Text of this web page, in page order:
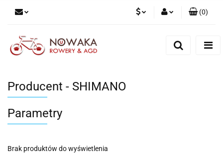
(0)
Producent - SHIMANO
Parametry
Brak produktów do wyświetlenia